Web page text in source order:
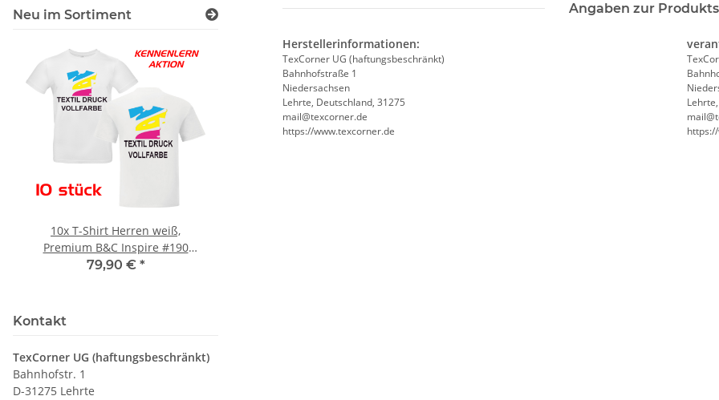
Angaben zur
Herstellerinformationen:
TexCorner UG (haftungsbeschränkt)
Bahnhofstraße 1
Niedersachsen
Lehrte, Deutschland, 31275
mail@texcorner.de
https://www.texcorner.de
Neu im Sortiment
10x T-Shirt Herren weiß,
Premium B&C Inspire #190
Rundhals mit EINER
79,90 € *
Kontakt
TexCorner UG (haftungsbeschränkt)
Bahnhofstr. 1
D-31275 Lehrte